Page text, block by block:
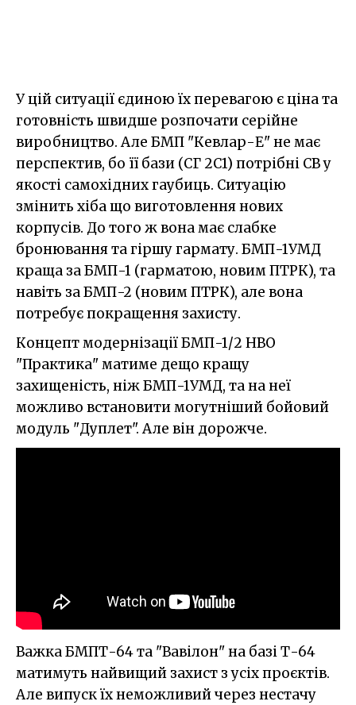
У цій ситуації єдиною їх перевагою є ціна та
готовність швидше розпочати серійне
виробництво. Але БМП "Кевлар-Е" не має
перспектив, бо її бази (СГ 2С1) потрібні СВ у
якості самохідних гаубиць. Ситуацію
змінить хіба що виготовлення нових
корпусів. До того ж вона має слабке
бронювання та гіршу гармату. БМП-1УМД
краща за БМП-1 (гарматою, новим ПТРК), та
навіть за БМП-2 (новим ПТРК), але вона
потребує покращення захисту.
Концепт модернізації БМП-1/2 НВО
"Практика" матиме дещо кращу
захищеність, ніж БМП-1УМД, та на неї
можливо встановити могутніший бойовий
модуль "Дуплет". Але він дорожче.
Важка БМПТ-64 та "Вавілон" на базі Т-64
матимуть найвищий захист з усіх проєктів.
Але випуск їх неможливий через нестачу